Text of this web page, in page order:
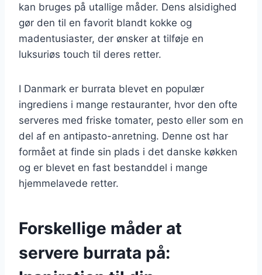
kan bruges på utallige måder. Dens alsidighed
gør den til en favorit blandt kokke og
madentusiaster, der ønsker at tilføje en
luksuriøs touch til deres retter.
I Danmark er burrata blevet en populær
ingrediens i mange restauranter, hvor den ofte
serveres med friske tomater, pesto eller som en
del af en antipasto-anretning. Denne ost har
formået at finde sin plads i det danske køkken
og er blevet en fast bestanddel i mange
hjemmelavede retter.
Forskellige måder at
servere burrata på: